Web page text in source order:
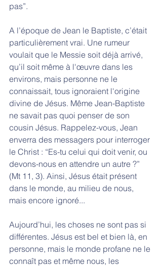
pas”.
A l’époque de Jean le Baptiste, c’était
particulièrement vrai. Une rumeur
voulait que le Messie soit déjà arrivé,
qu’il soit même à l'œuvre dans les
environs, mais personne ne le
connaissait, tous ignoraient l'origine
divine de Jésus. Même Jean-Baptiste
ne savait pas quoi penser de son
cousin Jésus. Rappelez-vous, Jean
enverra des messagers pour interroger
le Christ : “Es-tu celui qui doit venir, ou
devons-nous en attendre un autre ?”
(Mt 11, 3). Ainsi, Jésus était présent
dans le monde, au milieu de nous,
mais encore ignoré...
Aujourd’hui, les choses ne sont pas si
différentes. Jésus est bel et bien là, en
personne, mais le monde profane ne le
connaît pas et même nous, les